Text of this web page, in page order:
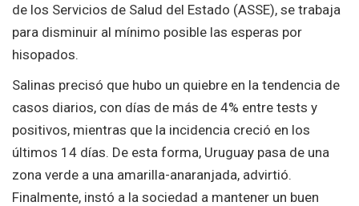
de los Servicios de Salud del Estado (ASSE), se trabaja
para disminuir al mínimo posible las esperas por
hisopados.
Salinas precisó que hubo un quiebre en la tendencia de
casos diarios, con días de más de 4% entre tests y
positivos, mientras que la incidencia creció en los
últimos 14 días. De esta forma, Uruguay pasa de una
zona verde a una amarilla-anaranjada, advirtió.
Finalmente, instó a la sociedad a mantener un buen